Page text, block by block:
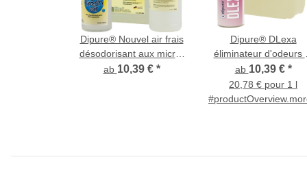
Dipure® Nouvel air frais
désodorisant aux micro-
organismes
ab 10,39 € *
Dipure® DLexa
éliminateur d'odeurs
nettoyant pour tapis,
textiles et
ab 10,39 € *
20,78 € pour 1 l